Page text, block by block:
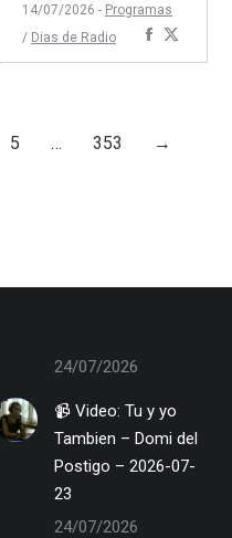
14/07/2026 - Programas
/ Dias de Radio
Compartir
concon
5 … 353 →
24/07/2026
📹 Video: Tu y yo
Tambien – Domi del
Postigo – 2026-07-
23
24/07/2026